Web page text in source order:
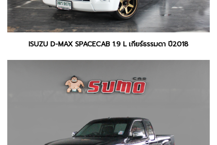
ISUZU D-MAX SPACECAB 1.9 L เกียร์ธรรมดา ปี2018